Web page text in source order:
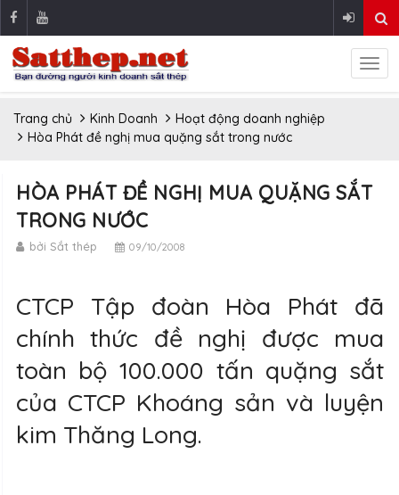
Trang chủ Kinh Doanh
Hoạt động doanh nghiệp
Hòa Phát đề nghị mua quặng sắt trong nước
HÒA PHÁT ĐỀ NGHỊ MUA QUẶNG SẮT
TRONG NƯỚC
bởi Sắt thép 09/10/2008
CTCP Tập đoàn Hòa Phát đã
chính thức đề nghị được mua
toàn bộ 100.000 tấn quặng sắt
của CTCP Khoáng sản và luyện
kim Thăng Long.